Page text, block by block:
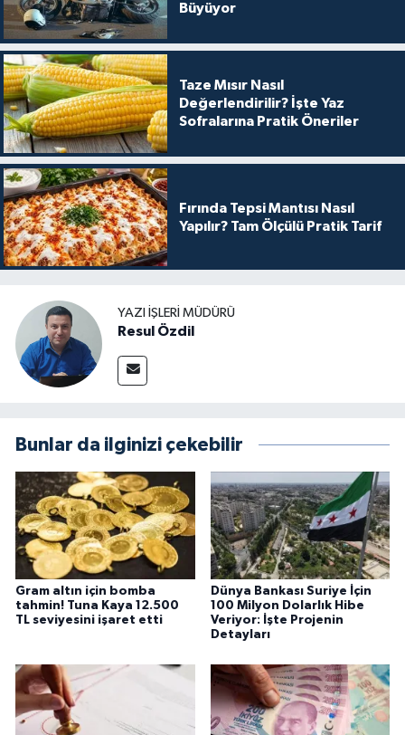
Büyüyor
Taze Mısır Nasıl
Değerlendirilir? İşte Yaz
Sofralarına Pratik Öneriler
Fırında Tepsi Mantısı Nasıl
Yapılır? Tam Ölçülü Pratik Tarif
YAZI İŞLERI MÜDÜRÜ
Resul Özdil
Bunlar da ilginizi çekebilir
Gram altın için bomba
tahmin! Tuna Kaya 12.500
TL seviyesini işaret etti
Dünya Bankası Suriye İçin
100 Milyon Dolarlık Hibe
Veriyor: İşte Projenin
Detayları